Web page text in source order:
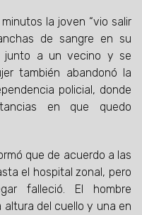
la joven “vio salir
de sangre en su
junto a un vecino y se
también abandonó la
policial, donde
en que quedo
que de acuerdo a las
el hospital zonal, pero
falleció. El hombre
del cuello y una en